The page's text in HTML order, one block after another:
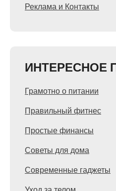
Реклама и Контакты
ИНТЕРЕСНОЕ
Грамотно о питании
Правильный фитнес
Простые финансы
Советы для дома
Современные гаджеты